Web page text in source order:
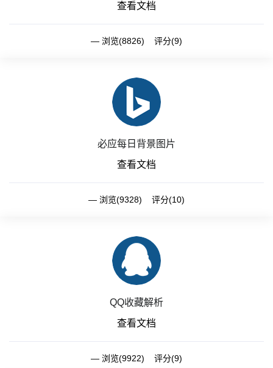
查看文档
浏览(8826) 评分(9)
必应每日背景图片
查看文档
浏览(9328) 评分(10)
QQ收藏解析
查看文档
浏览(9922) 评分(9)